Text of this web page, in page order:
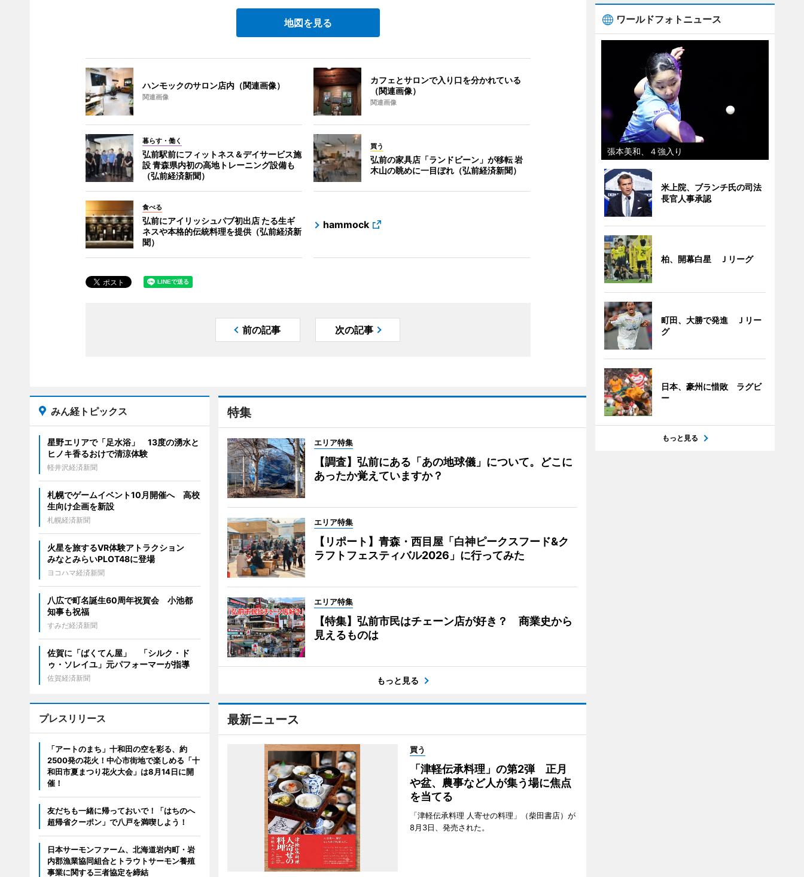
地図を見る
ハンモックのサロン店内（関連画像）
関連画像
カフェとサロンで入り口を分かれている
（関連画像）
関連画像
暮らす・働く
弘前駅前にフィットネス＆デイサービス施
設 青森県内初の高地トレーニング設備も
（弘前経済新聞）
買う
弘前の家具店「ランドビーン」が移転 岩
木山の眺めに一目ぼれ（弘前経済新聞）
食べる
弘前にアイリッシュパブ初出店 たる生ギ
ネスや本格的伝統料理を提供（弘前経済新
聞）
hammock
前の記事 次の記事
特集
エリア特集
【調査】弘前にある「あの地球儀」について。どこに
あったか覚えていますか？
エリア特集
【リポート】青森・西目屋「白神ピークスフード&ク
ラフトフェスティバル2026」に行ってみた
エリア特集
【特集】弘前市民はチェーン店が好き？ 商業史から
見えるものは
もっと見る
最新ニュース
買う
「津軽伝承料理」の第2弾 正月
や盆、農事など人が集う場に焦点
を当てる
「津軽伝承料理 人寄せの料理」（柴田書店）が
8月3日、発売された。
みん経トピックス
星野エリアで「足水浴」 13度の湧水と
ヒノキ香るおけで清涼体験
軽井沢経済新聞
札幌でゲームイベント10月開催へ 高校
生向け企画を新設
札幌経済新聞
火星を旅するVR体験アトラクション
みなとみらいPLOT48に登場
ヨコハマ経済新聞
八広で町名誕生60周年祝賀会 小池都
知事も祝福
すみだ経済新聞
佐賀に「ばくてん屋」 「シルク・ド
ゥ・ソレイユ」元パフォーマーが指導
佐賀経済新聞
プレスリリース
「アートのまち」十和田の空を彩る、約
2500発の花火！中心市街地で楽しめる「十
和田市夏まつり花火大会」は8月14日に開
催！
友だちも一緒に帰っておいで！「はちのへ
超帰省クーポン」で八戸を満喫しよう！
日本サーモンファーム、北海道岩内町・岩
内郡漁業協同組合とトラウトサーモン養殖
事業に関する三者協定を締結
ワールドフォトニュース
張本美和、４強入り
米上院、ブランチ氏の司法
長官人事承認
柏、開幕白星 Ｊリーグ
町田、大勝で発進 Ｊリー
グ
日本、豪州に惜敗 ラグビ
ー
もっと見る